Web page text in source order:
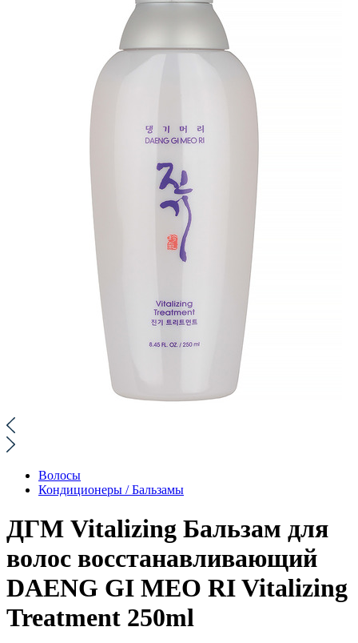
Волосы
Кондиционеры / Бальзамы
ДГМ Vitalizing Бальзам для
волос восстанавливающий
DAENG GI MEO RI Vitalizing
Treatment 250ml